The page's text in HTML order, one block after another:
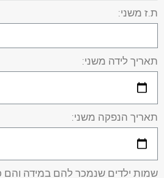
ת.ז משני:
תאריך לידה משני:
תאריך הנפקה משני:
שמות ילדים שנמכר להם במידה והם